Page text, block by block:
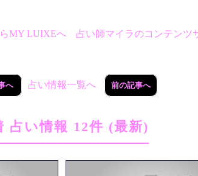
MY LUIXEへ 占い師マイラのコンテンツ
へ 占い情報一覧へ 前の記事へ
占い情報 12件 (最新)